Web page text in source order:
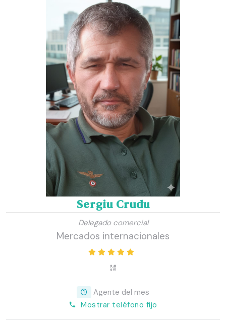
Sergiu Crudu
Delegado comercial
Mercados internacionales
Agente del mes
Mostrar teléfono fijo